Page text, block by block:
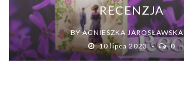
RECENZJA
BYAGNIESZKA JAROSŁAWSKA
10 lipca 2023
0